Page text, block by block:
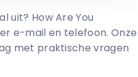
uit? How Are You
e-mail en telefoon. Onze
met praktische vragen